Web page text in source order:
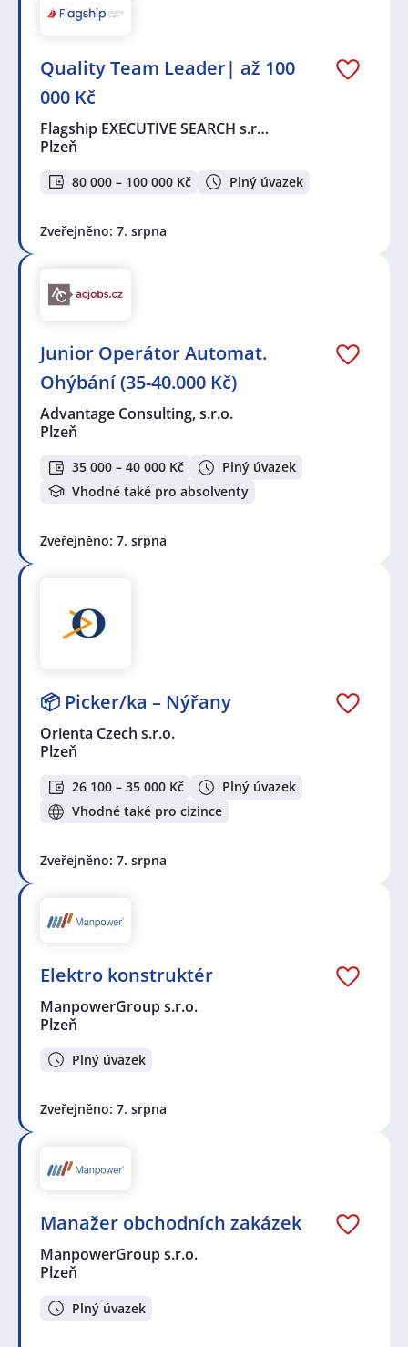
Quality Team Leader| až 100
000 Kč
Flagship EXECUTIVE SEARCH s.r…
Plzeň
80 000 – 100 000 Kč Plný úvazek
Zveřejněno: 7. srpna
Junior Operátor Automat.
Ohýbání (35-40.000 Kč)
Advantage Consulting, s.r.o.
Plzeň
35 000 – 40 000 Kč
Plný úvazek
Vhodné také pro absolventy
Zveřejněno: 7. srpna
📦 Picker/ka – Nýřany
Orienta Czech s.r.o.
Plzeň
26 100 – 35 000 Kč
Plný úvazek
Vhodné také pro cizince
Zveřejněno: 7. srpna
Elektro konstruktér
ManpowerGroup s.r.o.
Plzeň
Plný úvazek
Zveřejněno: 7. srpna
Manažer obchodních zakázek
ManpowerGroup s.r.o.
Plzeň
Plný úvazek